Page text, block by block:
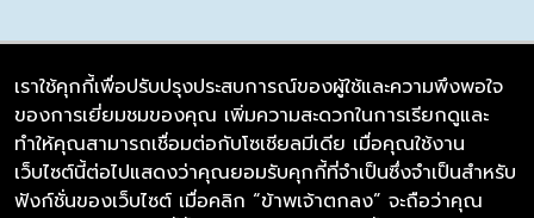
บริษัท ซิมลิงค์ จำกัด
98/226 Bangrakyai-Baanmai Road,
Bangyai, Nonthaburi 11140
เราใช้คุกกี้เพื่อปรับปรุงประสบการณ์ของผู้ใช้และความพึงพอใจ
ของการเยี่ยมชมของคุณ เพิ่มความสะดวกในการเรียกดูและ
ทำให้คุณสามารถเชื่อมต่อกับโซเชียลมีเดีย เมื่อคุณใช้งาน
เว็บไซต์นี้ต่อไปแสดงว่าคุณยอมรับคุกกี้ที่จำเป็นซึ่งจำเป็นสำหรับ
ฟังก์ชั่นของเว็บไซต์ เมื่อคลิก “ข้าพเจ้าตกลง” จะถือว่าคุณ